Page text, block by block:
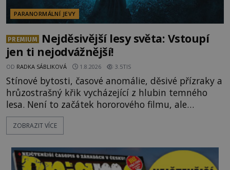
PARANORMÁLNÍ JEVY
PREMIUM
Nejděsivější lesy světa: Vstoupí
jen ti nejodvážnější!
OD RADKA SÁBLIKOVÁ 1.8.2026 3.5TIS
Stínové bytosti, časové anomálie, děsivé přízraky a
hrůzostrašný křik vycházející z hlubin temného
lesa. Není to začátek hororového filmu, ale
události, které popisují návštěvníci lesů, které jsou
označovány jako nejděsivější na světě. Lidé bydlící
vyhýbají! Už jste o těchto lesích slyšeli? A odvážili
byste se je navštívit? [gallery ids="17
ZOBRAZIT VÍCE